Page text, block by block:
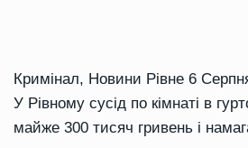
Кримінал, Новини Рівне 6
У Рівному сусід по кімнаті в
майже 300 тисяч гривень і